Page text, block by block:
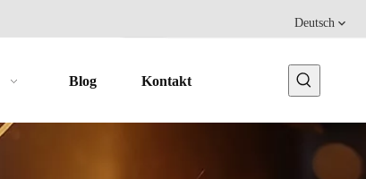
Deutsch
Blog Kontakt